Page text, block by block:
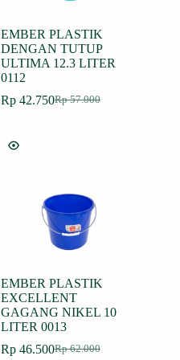
EMBER PLASTIK
DENGAN TUTUP
ULTIMA 12.3 LITER
0112
Rp57.000
Harga
Rp 42.750Harga
EMBER PLASTIK
EXCELLENT
GAGANG NIKEL 10
LITER 0013
Rp62.000
Harga
Rp 46.500Harga